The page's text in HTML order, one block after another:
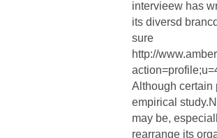
intervieew has
its diversd
sure
http://
Although certain
empirical
may be,
rearrange its